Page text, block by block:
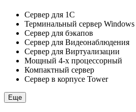
Сервер для 1С
Терминальный сервер Windows
Сервер для бэкапов
Сервер для Видеонаблюдения
Сервер для Виртуализации
Мощный 4-х процессорный
Компактный сервер
Сервер в корпусе Tower
Еще